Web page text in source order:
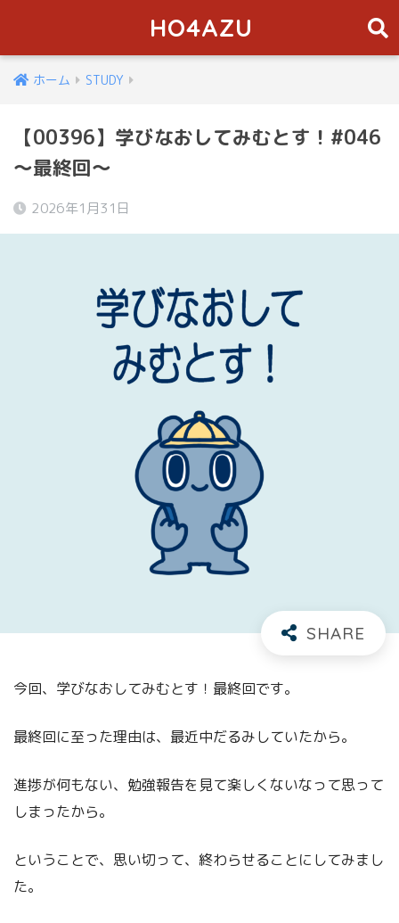
HO4AZU
ホーム STUDY
【00396】学びなおしてみむとす！#046
～最終回～
2026年1月31日
今回、学びなおしてみむとす！最終回です。
最終回に至った理由は、最近中だるみしていたから。
進捗が何もない、勉強報告を見て楽しくないなって思って
しまったから。
ということで、思い切って、終わらせることにしてみまし
た。